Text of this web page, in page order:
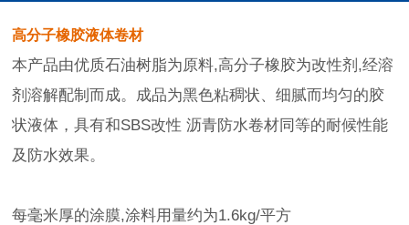
高分子橡胶液体卷材
本产品由优质石油树脂为原料,高分子橡胶为改性剂,经溶
剂溶解配制而成。成品为黑色粘稠状、细腻而均匀的胶
状液体，具有和SBS改性 沥青防水卷材同等的耐候性能
及防水效果。
每毫米厚的涂膜,涂料用量约为1.6kg/平方